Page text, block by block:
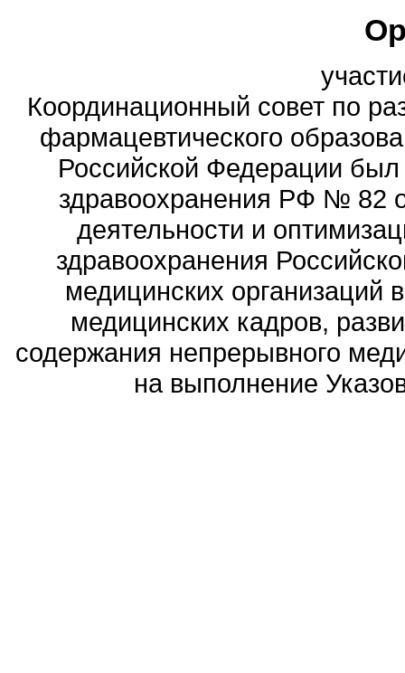
Координационный совет по
фармацевтического
Российской Федерации
здравоохранения РФ № 82
деятельности и
здравоохранения
медицинских
медицинских кадров,
содержания непрерывного
на выполнение